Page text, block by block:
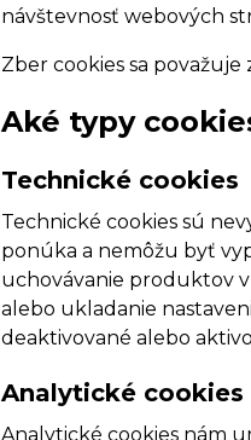
návštevnosť webových
Zber cookies sa považuje
Aké typy
Technické cookies
Technické cookies sú
ponúka a nemôžu byť
uchovávanie produktov
alebo ukladanie
deaktivované alebo
Analytické cookies
Analytické cookies nám